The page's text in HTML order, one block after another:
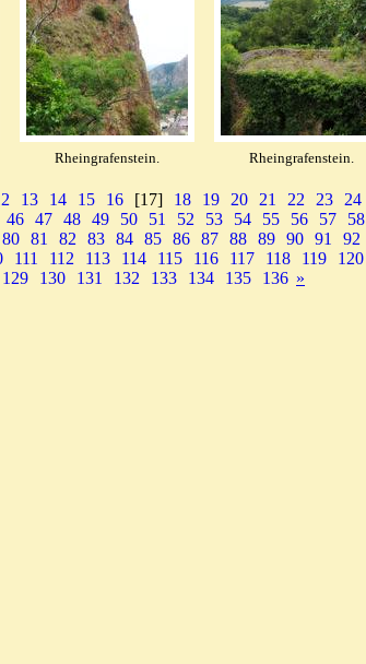
Rheingrafenstein. Rheingrafenstein.
13 14 15 16 [17] 18 19 20 21 22 23 24
46 47 48 49 50 51 52 53 54 55 56 57 58
80 81 82 83 84 85 86 87 88 89 90 91 92
111 112 113 114 115 116 117 118 119 120
129 130 131 132 133 134 135 136 »